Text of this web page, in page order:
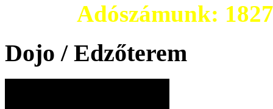
Adószámunk:
Dojo / Edzőterem